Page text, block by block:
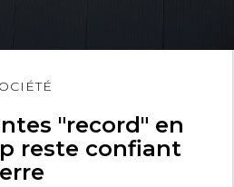
"record" en
reste confiant